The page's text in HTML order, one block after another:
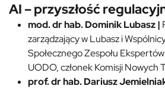
AI – przyszłość
mod. dr hab. Dominik Lubasz |
zarządzający w Lubasz i
Społecznego Zespołu
UODO, członek Komisji Nowych
prof. dr hab. Dariusz